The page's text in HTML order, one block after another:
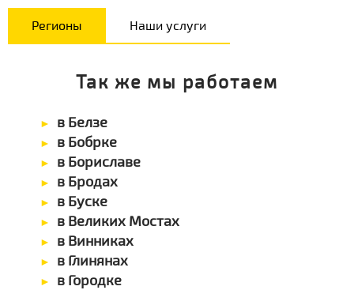
Регионы Наши услуги
Так же мы работаем
в Белзе
в Бобрке
в Бориславе
в Бродах
в Буске
в Великих Мостах
в Винниках
в Глинянах
в Городке